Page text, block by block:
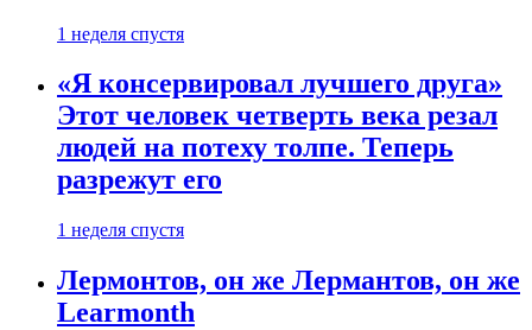
1 неделя спустя
«Я консервировал лучшего друга»
Этот человек четверть века резал
людей на потеху толпе. Теперь
разрежут его
1 неделя спустя
Лермонтов, он же Лермантов, он же
Learmonth